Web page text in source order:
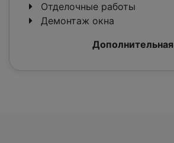
Отделочные работы
Демонтаж окна
Дополнительная